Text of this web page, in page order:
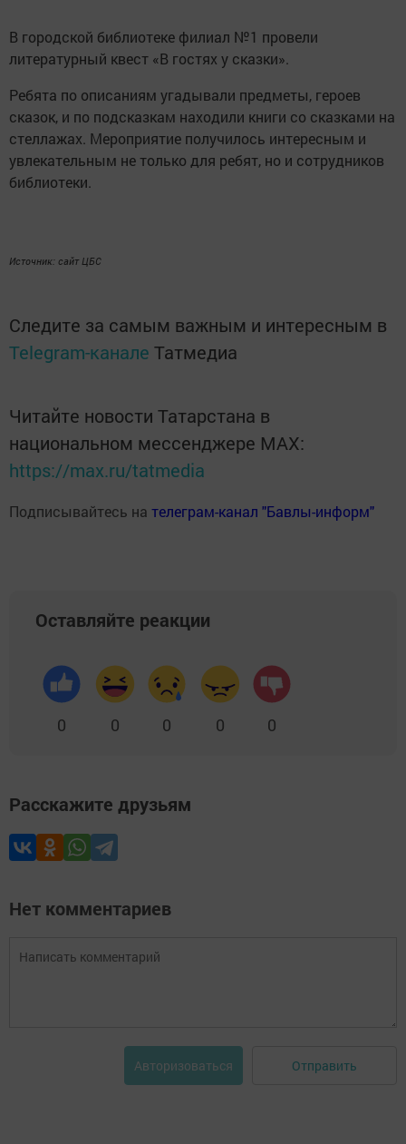
В городской библиотеке филиал №1 провели
литературный квест «В гостях у сказки».
Ребята по описаниям угадывали предметы, героев
сказок, и по подсказкам находили книги со сказками на
стеллажах. Мероприятие получилось интересным и
увлекательным не только для ребят, но и сотрудников
библиотеки.
Источник: сайт ЦБС
Следите за самым важным и интересным в
Telegram-канале Татмедиа
Читайте новости Татарстана в
национальном мессенджере MАХ:
https://max.ru/tatmedia
Подписывайтесь на телеграм-канал "Бавлы-информ"
Оставляйте реакции
0 0 0 0 0
Расскажите друзьям
Нет комментариев
Авторизоваться Отправить